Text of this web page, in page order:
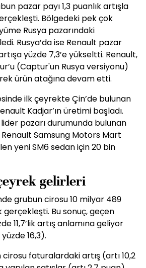
pazar payı 1,3 puanlık artışla
Bölgedeki pek çok
Rusya pazarındaki
Rusya’da ise Renault pazar
yüzde 7,3’e yükseltti. Renault,
(Captur'un Rusya versiyonu)
ürün atağına devam etti.
ilk çeyrekte Çin’de bulunan
Kadjar’ın üretimi başladı.
pazarı durumunda bulunan
Renault Samsung Motors Mart
yeni SM6 sedan için 20 bin
gelirleri
grubun cirosu 10 milyar 489
Bu sonuç, geçen
11,7’lik artış anlamına geliyor
16,3).
faturalardaki artış (artı 10,2